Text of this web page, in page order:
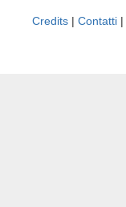
Credits | Contatti |